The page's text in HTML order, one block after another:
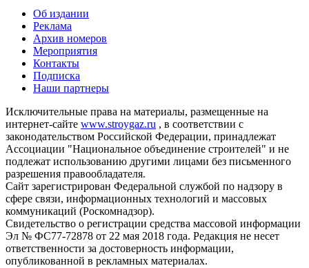
Об издании
Реклама
Архив номеров
Мероприятия
Контакты
Подписка
Наши партнеры
Исключительные права на материалы, размещенные на
интернет-сайте www.stroygaz.ru , в соответствии с
законодательством Российской Федерации, принадлежат
Ассоциации "Национальное объединение строителей" и не
подлежат использованию другими лицами без письменного
разрешения правообладателя.
Сайт зарегистрирован Федеральной службой по надзору в
сфере связи, информационных технологий и массовых
коммуникаций (Роскомнадзор).
Свидетельство о регистрации средства массовой информации
Эл № ФС77-72878 от 22 мая 2018 года. Редакция не несет
ответственности за достоверность информации,
опубликованной в рекламных материалах.